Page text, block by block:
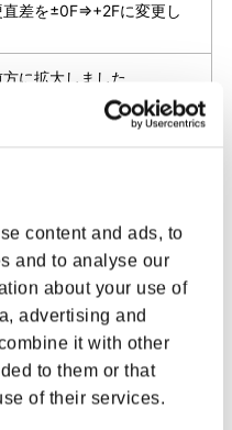
content and ads, to
and to analyse our
about your use of
advertising and
it with other
to them or that
of their services.
直差を±0F⇒+2Fに変更し
に拡大しました
撃判定を後方に拡大しまし
差を-6F⇒-4Fに変更しま
ンセル対応技に変更しま
直差を-42F⇒-17Fに変
に変更しました
に変更しました